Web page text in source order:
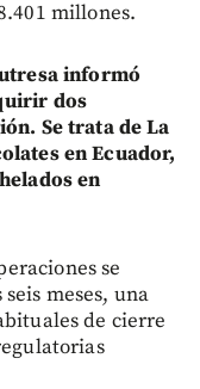
millones.
informó
dos
Se trata de La
en Ecuador,
en
se
meses, una
de cierre